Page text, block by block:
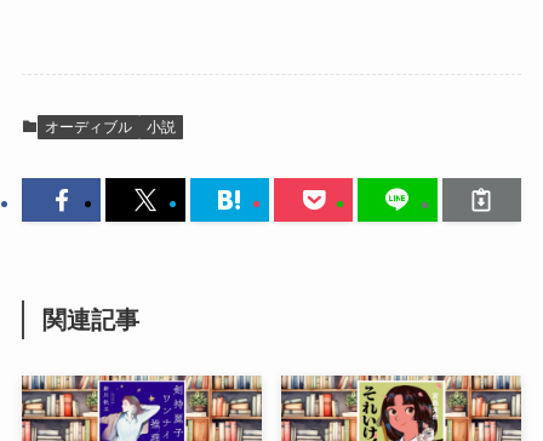
オーディブル 小説
関連記事